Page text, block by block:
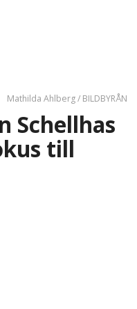
Mathilda Ahlberg / BILDBYRÅN
Schellhas
till